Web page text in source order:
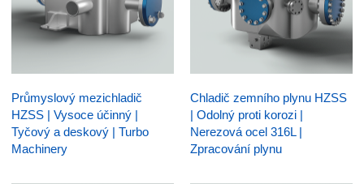
Průmyslový mezichladič
HZSS | Vysoce účinný |
Tyčový a deskový | Turbo
Machinery
Chladič zemního plynu HZSS
| Odolný proti korozi |
Nerezová ocel 316L |
Zpracování plynu